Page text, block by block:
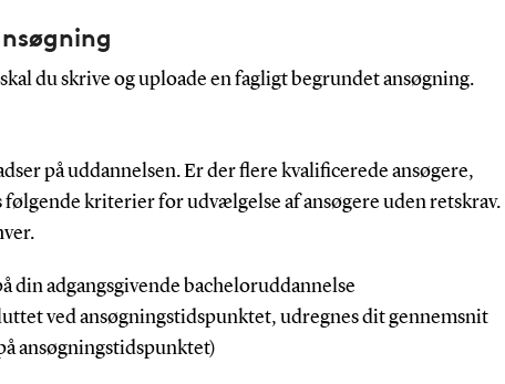
du skrive og uploade en fagligt begrundet ansøgning.
på uddannelsen. Er der flere kvalificerede ansøgere,
følgende kriterier for udvælgelse af ansøgere uden retskrav.
din adgangsgivende bacheloruddannelse
ved ansøgningstidspunktet, udregnes dit gennemsnit
ansøgningstidspunktet)